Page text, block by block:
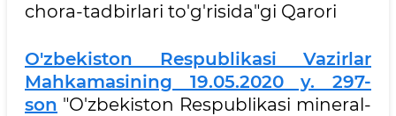
chora-tadbirlari to'g'risida"gi Qarori
O'zbekiston Respublikasi Vazirlar
Mahkamasining 19.05.2020 y. 297-
son "O'zbekiston Respublikasi mineral-